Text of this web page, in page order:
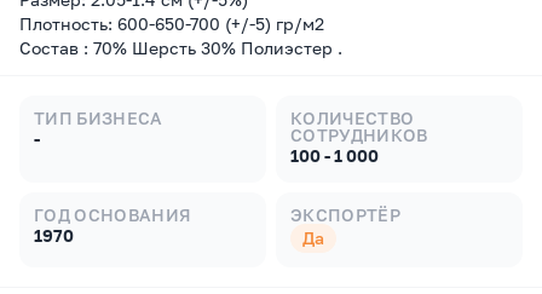
Плотность: 600-650-700 (+/-5) гр/м2
Состав : 70% Шерсть 30% Полиэстер .
ТИП БИЗНЕСА
-
КОЛИЧЕСТВО
СОТРУДНИКОВ
100 - 1 000
ГОД ОСНОВАНИЯ
1970
ЭКСПОРТЁР
Да